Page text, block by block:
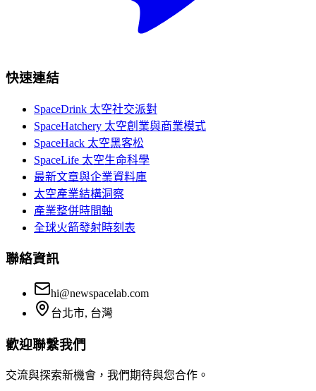
快速連結
SpaceDrink 太空社交派對
SpaceHatchery 太空創業與商業模式
SpaceHack 太空黑客松
SpaceLife 太空生命科學
最新文章與企業資料庫
太空產業結構洞察
產業整併時間軸
全球火箭發射時刻表
聯絡資訊
hi@newspacelab.com
台北市, 台灣
歡迎聯繫我們
交流與探索新機會，我們期待與您合作。